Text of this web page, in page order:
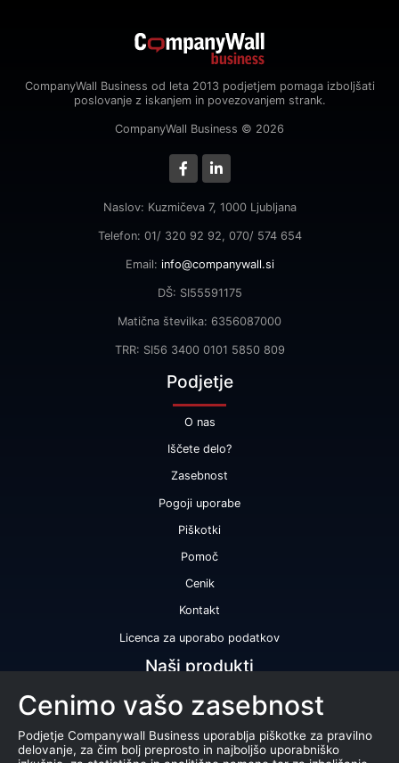
CompanyWall Business od leta 2013 podjetjem pomaga izboljšati
poslovanje z iskanjem in povezovanjem strank.
CompanyWall Business © 2026
Naslov: Kuzmičeva 7, 1000 Ljubljana
Telefon: 01/ 320 92 92, 070/ 574 654
Email: info@companywall.si
DŠ: SI55591175
Matična številka: 6356087000
TRR: SI56 3400 0101 5850 809
Podjetje
O nas
Iščete delo?
Zasebnost
Pogoji uporabe
Piškotki
Pomoč
Cenik
Kontakt
Licenca za uporabo podatkov
Naši produkti
Bonitetna ocena
Bonitetno poročilo
Certifikat bonitetne odličnosti
Cenimo vašo zasebnost
Podjetje Companywall Business uporablja piškotke za pravilno
delovanje, za čim bolj preprosto in najboljšo uporabniško